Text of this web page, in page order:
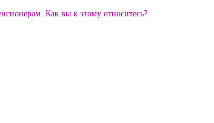
Как вы к этому относитесь?